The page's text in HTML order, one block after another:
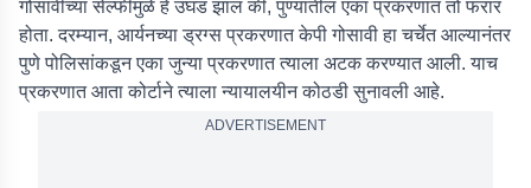
गोसावीच्या सेल्फीमुळे हे उघड झालं की, पुण्यातील एका प्रकरणात तो फरार
होता. दरम्यान, आर्यनच्या ड्रग्स प्रकरणात केपी गोसावी हा चर्चेत आल्यानंतर
पुणे पोलिसांकडून एका जुन्या प्रकरणात त्याला अटक करण्यात आली. याच
प्रकरणात आता कोर्टाने त्याला न्यायालयीन कोठडी सुनावली आहे.
ADVERTISEMENT